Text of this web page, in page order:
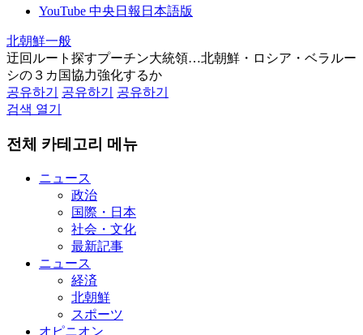
YouTube 中央日報日本語版
北朝鮮一般
迂回ルート探すプーチン大統領…北朝鮮・ロシア・ベラルー
シの３カ国協力強化するか
공유하기
공유하기
공유하기
검색 열기
전체 카테고리 메뉴
ニュース
政治
国際・日本
社会・文化
最新記事
ニュース
経済
北朝鮮
スポーツ
オピニオン